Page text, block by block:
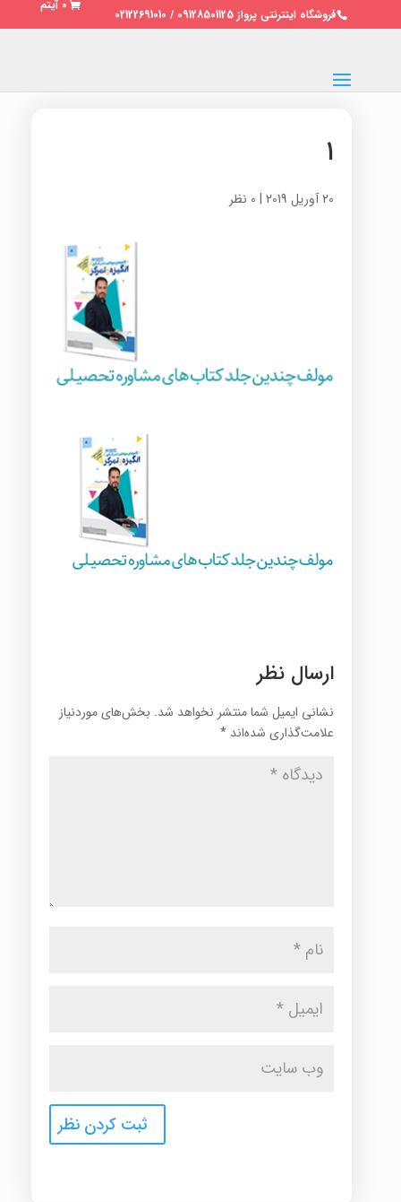
فروشگاه اینترنتی پرواز 09128501125 / 02122691010
0 آیتم
۱
20 آوریل 2019 | 0 نظر
ارسال نظر
نشانی ایمیل شما منتشر نخواهد شد. بخش‌های موردنیاز
علامت‌گذاری شده‌اند *